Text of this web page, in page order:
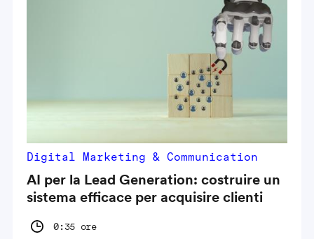
Digital Marketing & Communication
AI per la Lead Generation: costruire un
sistema efficace per acquisire clienti
0:35 ore